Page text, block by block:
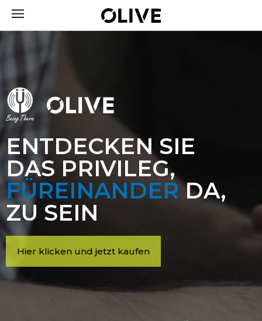
ENTDECKEN SIE
DAS PRIVILEG,
FÜREINANDERDA,
ZU SEIN
Hier klicken und jetzt kaufen